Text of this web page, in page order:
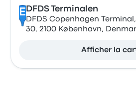
E DFDS Terminalen
DFDS Copenhagen
30, 2100 København,
Afficher la